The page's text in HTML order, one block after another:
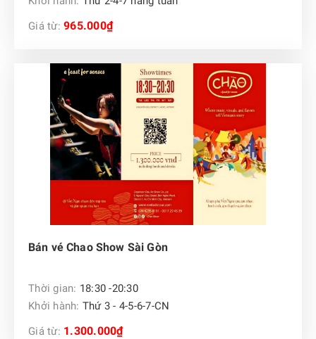
Giá từ: 965.000₫
Bán vé Chao Show Sài Gòn
Thời gian: 18:30 -20:30
Khởi hành: Thứ 3 - 4-5-6-7-CN
Giá từ: 1.300.000₫